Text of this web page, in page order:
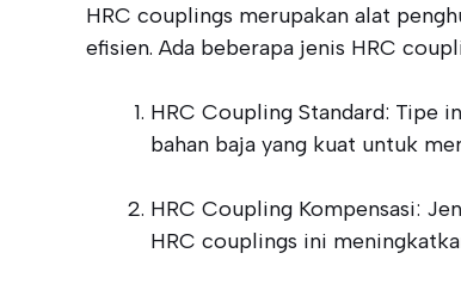
HRC couplings merupakan alat
efisien. Ada beberapa jenis HRC
HRC Coupling Standard: Tipe
bahan baja yang kuat untuk
HRC Coupling Kompensasi:
HRC couplings ini